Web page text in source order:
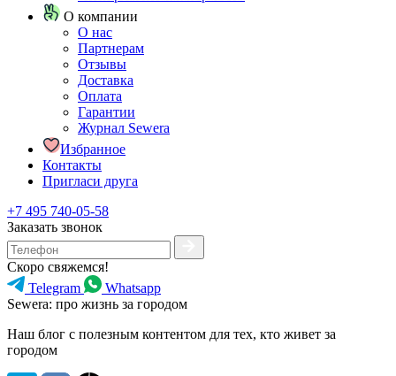
О компании
О нас
Партнерам
Отзывы
Доставка
Оплата
Гарантии
Журнал Sewera
Избранное
Контакты
Пригласи друга
+7 495 740-05-58
Заказать звонок
Скоро свяжемся!
Telegram
Whatsapp
Sewera: про жизнь за городом
Наш блог c полезным контентом для тех, кто живет за
городом